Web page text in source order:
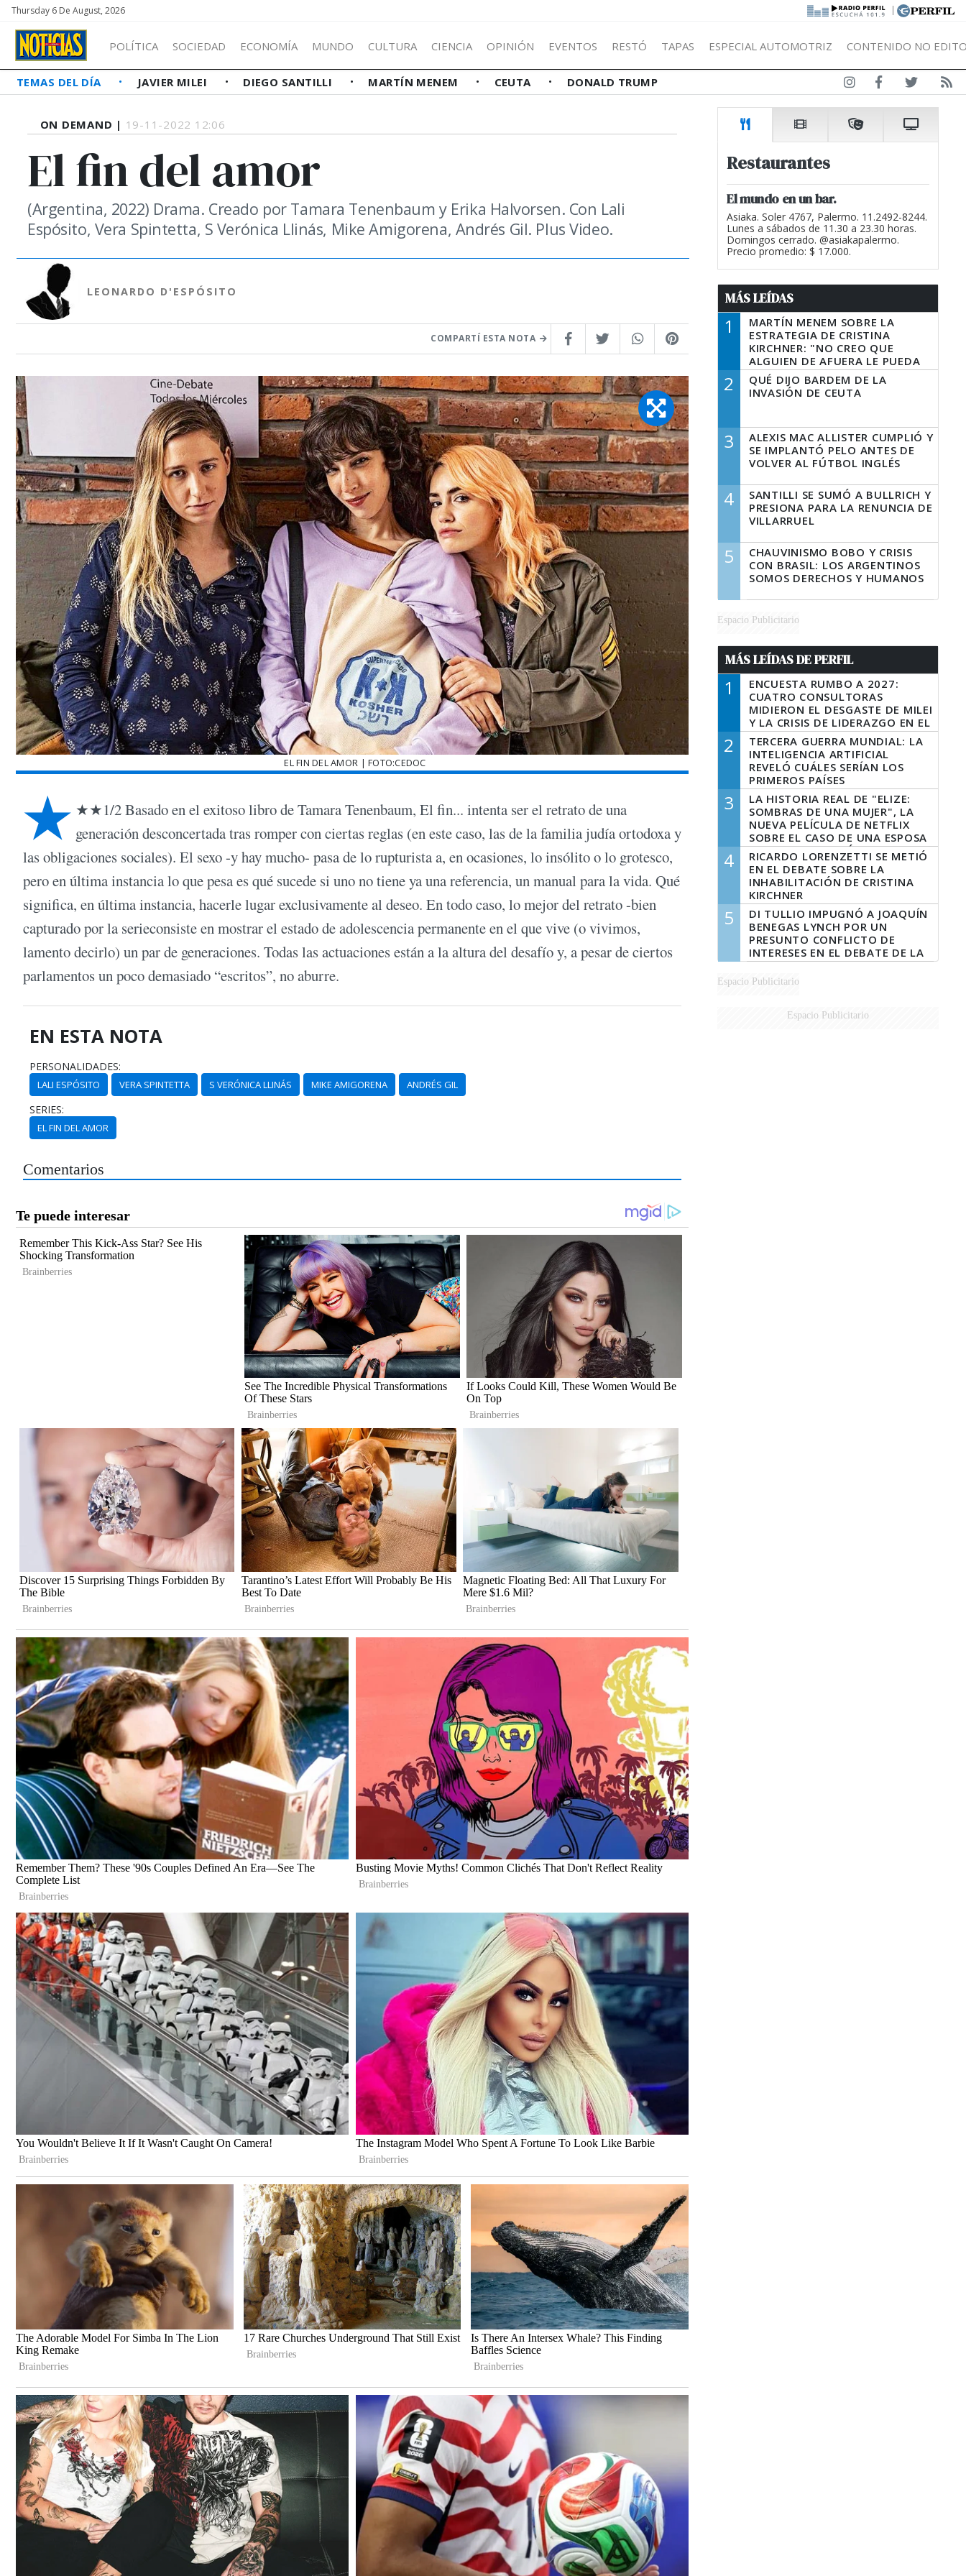
Thursday 6 De August, 2026 |
POLÍTICA SOCIEDAD ECONOMÍA MUNDO CULTURA CIENCIA OPINIÓN EVENTOS RESTÓ TAPAS ESPECIAL AUTOMOTRIZ CONTENIDO NO
TEMAS DEL DÍA JAVIER MILEI DIEGO SANTILLI MARTÍN MENEM CEUTA DONALD TRUMP
ON DEMAND | 19-11-2022 12:06
El fin del amor
(Argentina, 2022) Drama. Creado por Tamara Tenenbaum y Erika Halvorsen. Con Lali
Espósito, Vera Spintetta, S Verónica Llinás, Mike Amigorena, Andrés Gil. Plus Video.
LEONARDO D'ESPÓSITO
COMPARTÍ ESTA NOTA
EL FIN DEL AMOR | FOTO:CEDOC
★ ★★1/2 Basado en el exitoso libro de Tamara Tenenbaum, El fin... intenta ser el retrato de una
generación desconcertada tras romper con ciertas reglas (en este caso, las de la familia judía ortodoxa y
las obligaciones sociales). El sexo -y hay mucho- pasa de lo rupturista a, en ocasiones, lo insólito o lo grotesco,
pero en última instancia lo que pesa es qué sucede si uno no tiene ya una referencia, un manual para la vida. Qué
significa, en última instancia, hacerle lugar exclusivamente al deseo. En todo caso, lo mejor del retrato -bien
capturado por la serieconsiste en mostrar el estado de adolescencia permanente en el que vive (o vivimos,
lamento decirlo) un par de generaciones. Todas las actuaciones están a la altura del desafío y, a pesar de ciertos
parlamentos un poco demasiado “escritos”, no aburre.
EN ESTA NOTA
PERSONALIDADES:
LALI ESPÓSITO VERA SPINTETTA S VERÓNICA LLINÁS MIKE AMIGORENA ANDRÉS GIL
SERIES:
EL FIN DEL AMOR
Comentarios
Restaurantes
El mundo en un bar.
Asiaka. Soler 4767, Palermo. 11.2492-8244.
Lunes a sábados de 11.30 a 23.30 horas.
Domingos cerrado. @asiakapalermo.
Precio promedio: $ 17.000.
MÁS LEÍDAS
1
MARTÍN MENEM SOBRE LA
ESTRATEGIA DE CRISTINA
KIRCHNER: "NO CREO QUE
ALGUIEN DE AFUERA LE PUEDA
DECIR A LA JUSTICIA LO QUE
TIENE QUE HACER"
2
QUÉ DIJO BARDEM DE LA
INVASIÓN DE CEUTA
3
ALEXIS MAC ALLISTER CUMPLIÓ Y
SE IMPLANTÓ PELO ANTES DE
VOLVER AL FÚTBOL INGLÉS
4
SANTILLI SE SUMÓ A BULLRICH Y
PRESIONA PARA LA RENUNCIA DE
VILLARRUEL
5
CHAUVINISMO BOBO Y CRISIS
CON BRASIL: LOS ARGENTINOS
SOMOS DERECHOS Y HUMANOS
Espacio Publicitario
MÁS LEÍDAS DE PERFIL
1
ENCUESTA RUMBO A 2027:
CUATRO CONSULTORAS
MIDIERON EL DESGASTE DE MILEI
Y LA CRISIS DE LIDERAZGO EN EL
PERONISMO
2
TERCERA GUERRA MUNDIAL: LA
INTELIGENCIA ARTIFICIAL
REVELÓ CUÁLES SERÍAN LOS
PRIMEROS PAÍSES
LATINOAMERICANOS EN SER
DERROTADOS
3
LA HISTORIA REAL DE "ELIZE:
SOMBRAS DE UNA MUJER", LA
NUEVA PELÍCULA DE NETFLIX
SOBRE EL CASO DE UNA ESPOSA
QUE DESCUARTIZÓ A SU
MARIDO
4
RICARDO LORENZETTI SE METIÓ
EN EL DEBATE SOBRE LA
INHABILITACIÓN DE CRISTINA
KIRCHNER
5
DI TULLIO IMPUGNÓ A JOAQUÍN
BENEGAS LYNCH POR UN
PRESUNTO CONFLICTO DE
INTERESES EN EL DEBATE DE LA
LEY DE TIERRAS
Espacio Publicitario
Espacio Publicitario